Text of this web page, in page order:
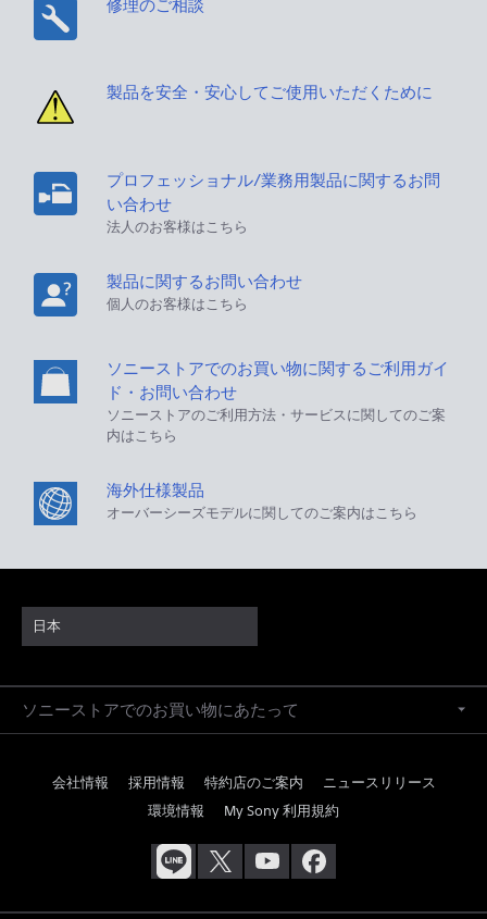
修理のご相談
製品を安全・安心してご使用いただくために
プロフェッショナル/業務用製品に関するお問
い合わせ
法人のお客様はこちら
製品に関するお問い合わせ
個人のお客様はこちら
ソニーストアでのお買い物に関するご利用ガイ
ド・お問い合わせ
ソニーストアのご利用方法・サービスに関してのご案
内はこちら
海外仕様製品
オーバーシーズモデルに関してのご案内はこちら
日本
ソニーストアでのお買い物にあたって
会社情報 採用情報 特約店のご案内
ニュースリリース
環境情報
My Sony 利用規約